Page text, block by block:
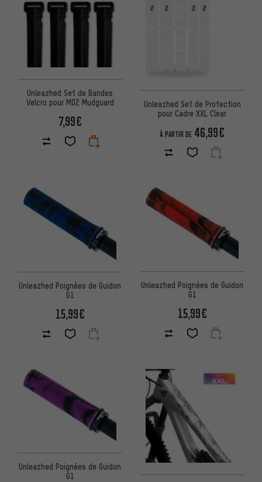
Unleazhed Set de Bandes
Velcro pour M02 Mudguard
7,99€
Unleazhed Set de Protection
pour Cadre XXL Clear
À PARTIR DE 46,99€
Unleazhed Poignées de Guidon
G1
15,99€
Unleazhed Poignées de Guidon
G1
15,99€
Unleazhed Poignées de Guidon
G1